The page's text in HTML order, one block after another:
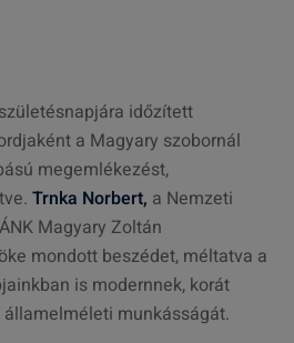
időzített
a Magyary szobornál
megemlékezést,
Trnka Norbert, a Nemzeti
Magyary Zoltán
mondott beszédet, méltatva a
is modernnek, korát
munkásságát.